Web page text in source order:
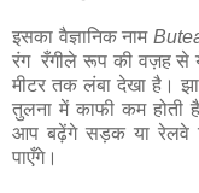
इसका वैज्ञानिक नाम
रंग रँगीले रूप की वज़ह से
मीटर तक लंबा देखा है।
तुलना में काफी कम होती
आप बढ़ेंगे सड़क या रेलवे
पाएँगे।